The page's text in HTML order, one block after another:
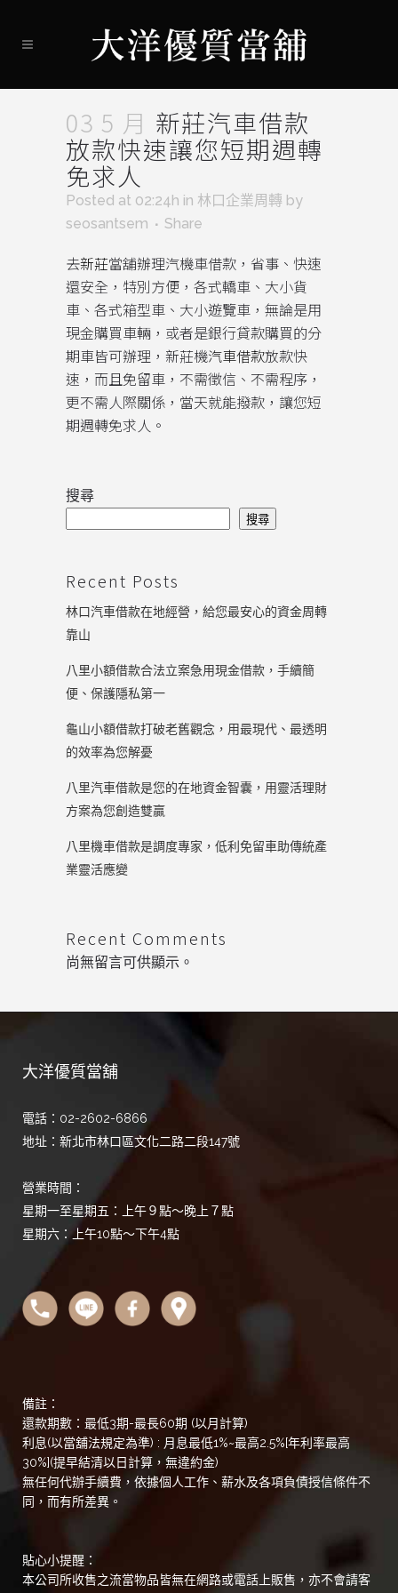
03 5 月 新莊汽車借款
放款快速讓您短期週轉
免求人
Posted at 02:24h in 林口企業周轉 by
seosantsem
Share
去新莊當舖辦理汽機車借款，省事、快速
還安全，特別方便，各式轎車、大小貨
車、各式箱型車、大小遊覽車，無論是用
現金購買車輛，或者是銀行貸款購買的分
期車皆可辦理，新莊機汽車借款放款快
速，而且免留車，不需徵信、不需程序，
更不需人際關係，當天就能撥款，讓您短
期週轉免求人。
搜尋
搜尋
Recent Posts
林口汽車借款在地經營，給您最安心的資金周轉
靠山
八里小額借款合法立案急用現金借款，手續簡
便、保護隱私第一
龜山小額借款打破老舊觀念，用最現代、最透明
的效率為您解憂
八里汽車借款是您的在地資金智囊，用靈活理財
方案為您創造雙贏
八里機車借款是調度專家，低利免留車助傳統產
業靈活應變
Recent Comments
尚無留言可供顯示。
大洋優質當舖
電話：02-2602-6866
地址：新北市林口區文化二路二段147號
營業時間：
星期一至星期五：上午９點～晚上７點
星期六：上午10點～下午4點
備註：
還款期數：最低3期-最長60期 (以月計算)
利息(以當舖法規定為準) : 月息最低1%~最高2.5%[年利率最高
30%](提早結清以日計算，無違約金)
無任何代辦手續費，依據個人工作、薪水及各項負債授信條件不
同，而有所差異。
貼心小提醒：
本公司所收售之流當物品皆無在網路或電話上販售，亦不會請客